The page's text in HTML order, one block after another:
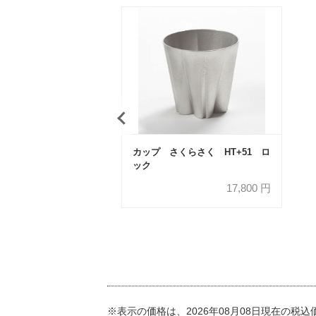
カップ さくらさく HT+51 ロ
ック
17,800 円
※表示の価格は、2026年08月08日現在の税込